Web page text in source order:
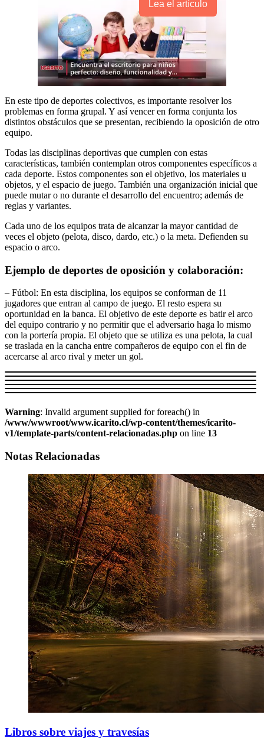
Lea el artículo
En este tipo de deportes colectivos, es importante resolver los
problemas en forma grupal. Y así vencer en forma conjunta los
distintos obstáculos que se presentan, recibiendo la oposición de otro
equipo.
Todas las disciplinas deportivas que cumplen con estas
características, también contemplan otros componentes específicos a
cada deporte. Estos componentes son el objetivo, los materiales u
objetos, y el espacio de juego. También una organización inicial que
puede mutar o no durante el desarrollo del encuentro; además de
reglas y variantes.
Cada uno de los equipos trata de alcanzar la mayor cantidad de
veces el objeto (pelota, disco, dardo, etc.) o la meta. Defienden su
espacio o arco.
Ejemplo de deportes de oposición y colaboración:
– Fútbol: En esta disciplina, los equipos se conforman de 11
jugadores que entran al campo de juego. El resto espera su
oportunidad en la banca. El objetivo de este deporte es batir el arco
del equipo contrario y no permitir que el adversario haga lo mismo
con la portería propia. El objeto que se utiliza es una pelota, la cual
se traslada en la cancha entre compañeros de equipo con el fin de
acercarse al arco rival y meter un gol.
Warning: Invalid argument supplied for foreach() in
/www/wwwroot/www.icarito.cl/wp-content/themes/icarito-
v1/template-parts/content-relacionadas.php on line 13
Notas Relacionadas
Libros sobre viajes y travesías